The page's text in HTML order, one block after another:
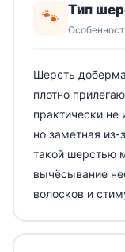
🐾 Тип
Шерсть
плотно
практически не
но заметная из-
такой шерстью
вычёсывание
волосков и